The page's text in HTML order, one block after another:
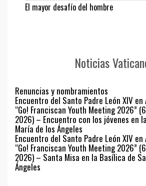
El mayor desafío del hombre
Noticias
Renuncias y nombramientos
Encuentro del Santo Padre León XIV
“Go! Franciscan Youth Meeting 2026”
2026) – Encuentro con los jóvenes en
María de los Ángeles
Encuentro del Santo Padre León XIV
“Go! Franciscan Youth Meeting 2026”
2026) – Santa Misa en la Basílica de
Ángeles